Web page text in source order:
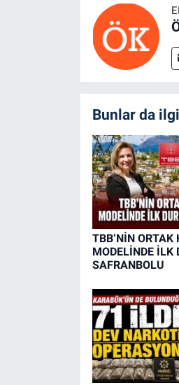
Bunlar da
TBB’NİN ORTAK
MODELİNDE İLK
SAFRANBOLU